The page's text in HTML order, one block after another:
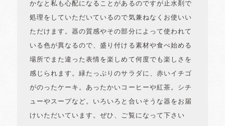
かなと私も心配になることがあるのですが止水剤で
処理をしていただいているので気兼ねなくお使いい
ただけます。器の質感やその部分によって使われて
いる色が異なるので、盛り付ける素材や食べ始める
場所でまた違った表情を楽しめて何度でも楽しさを
感じられます。緑たっぷりのサラダに、赤いイチゴ
がのったケーキ。あったかいコーヒーや紅茶。シチ
ューやスープなど。いろいろと合いそうな器をお届
けいただいています。ぜひ、ご覧になって下さい